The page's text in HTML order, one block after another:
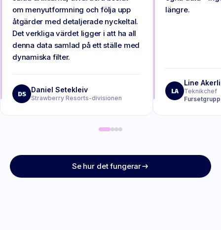
om menyutformning och följa upp
åtgärder med detaljerade nyckeltal.
Det verkliga värdet ligger i att ha all
denna data samlad på ett ställe med
dynamiska filter.
DS Daniel Setekleiv
Strawberry Resorts-divisionen
längre.
LA
Line
Teknikchef
Se hur det fungerar